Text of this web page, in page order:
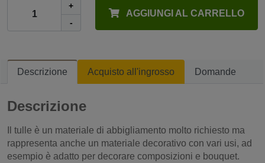
+
-
AGGIUNGI AL CARRELLO
Descrizione Acquisto all'ingrosso Domande
Descrizione
Il tulle è un materiale di abbigliamento molto richiesto ma
rappresenta anche un materiale decorativo con vari usi, ad
esempio è adatto per decorare composizioni e bouquet.